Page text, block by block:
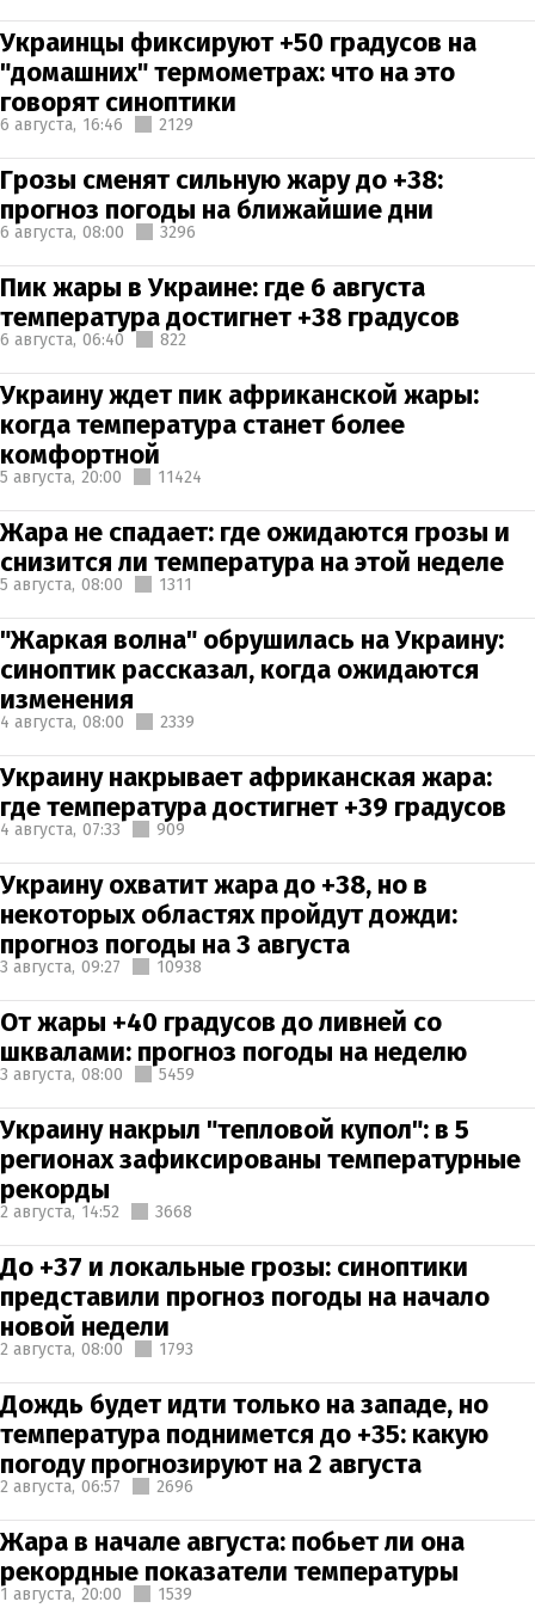
Украинцы фиксируют +50 градусов на
"домашних" термометрах: что на это
говорят синоптики
6 августа, 16:46 2129
Грозы сменят сильную жару до +38:
прогноз погоды на ближайшие дни
6 августа, 08:00 3296
Пик жары в Украине: где 6 августа
температура достигнет +38 градусов
6 августа, 06:40 822
Украину ждет пик африканской жары:
когда температура станет более
комфортной
5 августа, 20:00 11424
Жара не спадает: где ожидаются грозы и
снизится ли температура на этой неделе
5 августа, 08:00 1311
"Жаркая волна" обрушилась на Украину:
синоптик рассказал, когда ожидаются
изменения
4 августа, 08:00 2339
Украину накрывает африканская жара:
где температура достигнет +39 градусов
4 августа, 07:33 909
Украину охватит жара до +38, но в
некоторых областях пройдут дожди:
прогноз погоды на 3 августа
3 августа, 09:27 10938
От жары +40 градусов до ливней со
шквалами: прогноз погоды на неделю
3 августа, 08:00 5459
Украину накрыл "тепловой купол": в 5
регионах зафиксированы температурные
рекорды
2 августа, 14:52 3668
До +37 и локальные грозы: синоптики
представили прогноз погоды на начало
новой недели
2 августа, 08:00 1793
Дождь будет идти только на западе, но
температура поднимется до +35: какую
погоду прогнозируют на 2 августа
2 августа, 06:57 2696
Жара в начале августа: побьет ли она
рекордные показатели температуры
1 августа, 20:00 1539